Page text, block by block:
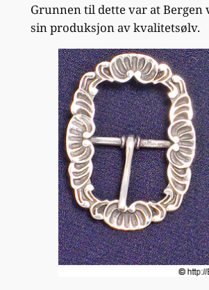
Grunnen til dette var at
sin produksjon av kvalitetsølv.